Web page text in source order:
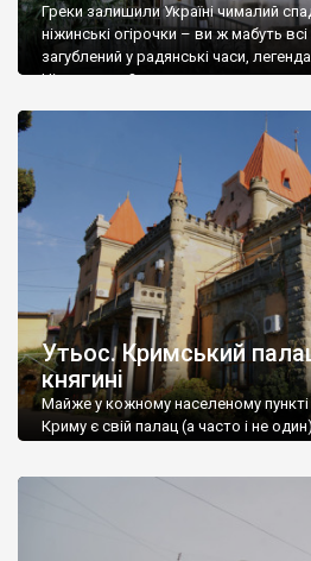
Греки залишили Україні чималий
ніжинські огірочки – ви ж мабуть
загублений у радянські часи,
Ніжин греки?
Утьос. Кримський
княгині
Майже у кожному населеному
Криму є свій палац (а часто і не